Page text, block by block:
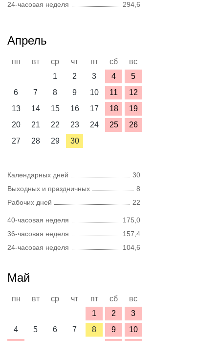
24-часовая неделя
294,6
Апрель
пн вт ср чт пт сб
вс
1
2 3 4
5
6
7 8 9 10 11
12
13
14 15 16 17 18
19
20
21 22 23 24 25
26
27
28 29 30
Календарных дней
30
Выходных и праздничных
8
Рабочих дней
22
40-часовая неделя
175,0
36-часовая неделя
157,4
24-часовая неделя
104,6
Май
пн вт ср чт пт сб
вс
1
2
3
4
5 6 7 8 9
10